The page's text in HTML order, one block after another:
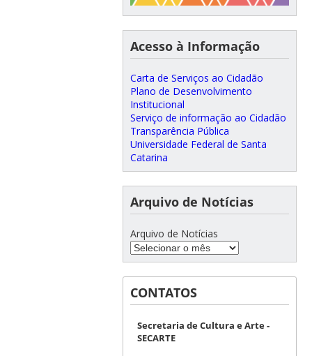
Acesso à Informação
Carta de Serviços ao Cidadão
Plano de Desenvolvimento
Institucional
Serviço de informação ao Cidadão
Transparência Pública
Universidade Federal de Santa
Catarina
Arquivo de Notícias
Arquivo de Notícias
CONTATOS
Secretaria de Cultura e Arte -
SECARTE